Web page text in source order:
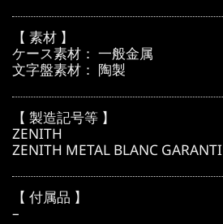
【 素材 】
ケース素材： 一般金属
文字盤素材： 陶製
【 製造記号等 】
ZENITH
ZENITH METAL BLANC GARANTI
【 付属品 】
–